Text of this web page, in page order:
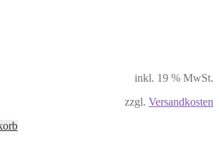
inkl. 19 % MwSt.
zzgl. Versandkosten